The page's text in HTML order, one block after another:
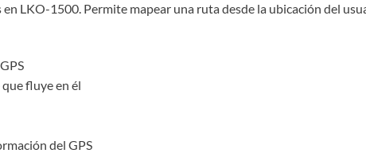
LKO-1500. Permite mapear una ruta desde la ubicación del
fluye en él
del GPS